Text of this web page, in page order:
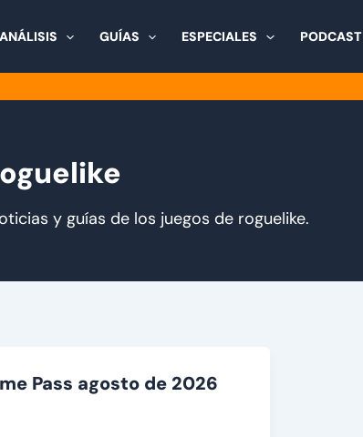
ANÁLISIS GUÍAS ESPECIALES PODCAST
y guías de los juegos de roguelike.
Pass agosto de 2026